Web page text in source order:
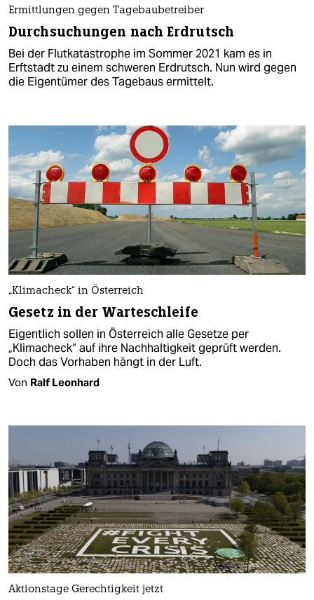
Ermittlungen gegen Tagebaubetreiber
Durchsuchungen nach Erdrutsch
Bei der Flutkatastrophe im Sommer 2021 kam es in
Erftstadt zu einem schweren Erdrutsch. Nun wird gegen
die Eigentümer des Tagebaus ermittelt.
„Klimacheck“ in Österreich
Gesetz in der Warteschleife
Eigentlich sollen in Österreich alle Gesetze per
„Klimacheck“ auf ihre Nachhaltigkeit geprüft werden.
Doch das Vorhaben hängt in der Luft.
Von Ralf Leonhard
Aktionstage Gerechtigkeit jetzt